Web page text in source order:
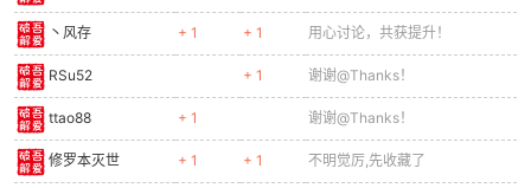
丶风存 + 1 + 1 用心讨论，共获提升！
RSu52 + 1 谢谢@Thanks！
ttao88 + 1 谢谢@Thanks！
修罗本灭世 + 1 + 1 不明觉厉,先收藏了